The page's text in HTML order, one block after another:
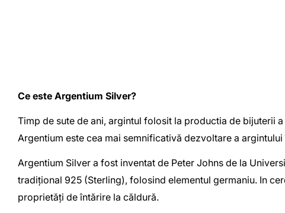
Ce este Argentium Silver?
Timp de sute de ani, argintul folosit la productia de bijuterii
Argentium este cea mai semnificativă dezvoltare a argintului
Argentium Silver a fost inventat de Peter Johns de la
tradițional 925 (Sterling), folosind elementul germaniu. In
proprietăți de întărire la căldură.